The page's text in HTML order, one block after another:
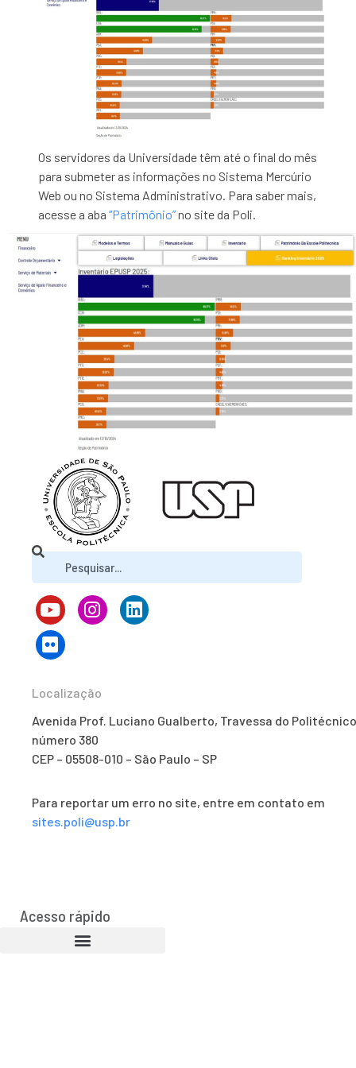
Os servidores da Universidade têm até o final do mês
para submeter as informações no Sistema Mercúrio
Web ou no Sistema Administrativo. Para saber mais,
acesse a aba“Patrimônio”no site da Poli.
Localização
Avenida Prof. Luciano Gualberto, Travessa do
número 380
CEP – 05508-010 – São Paulo – SP
Para reportar um erro no site, entre em contato em
sites.poli@usp.br
Acesso rápido